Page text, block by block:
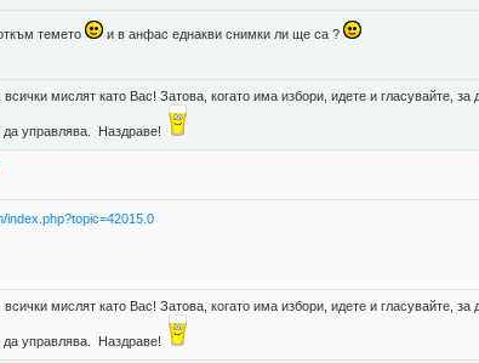
темето и в анфас еднакви снимки ли ще са ?
мислят като Вас! Затова, когато има избори, идете и гласувайте,
да управлява. Наздраве!
index.php?topic=42015.0
мислят като Вас! Затова, когато има избори, идете и гласувайте,
да управлява. Наздраве!